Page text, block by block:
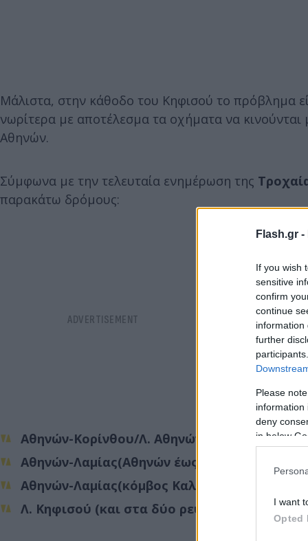
Flash.gr -
If you wish
sensitive
confirm
continue
information
further
Please
information
deny
in below
I want
Opted
Μάλιστα, στην κάθοδο του Κηφισού το πρόβλημα
νωρίτερα με αποτέλεσμα τα οχήματα να
Αθηνών.
Σύμφωνα με την τελευταία ενημέρωση της
παρακάτω δρόμους:
Αθηνών-Κορίνθου/Λ. Αθηνών (έξοδος)
Αθηνών-Λαμίας(Αθηνών έως κόμβος
Αθηνών-Λαμίας(κόμβος Καλυφτάκη έως
Λ. Κηφισού (και στα δύο ρεύματα)